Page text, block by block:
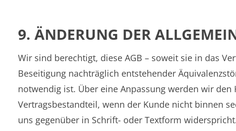
9. ÄNDERUNG DER
Wir sind berechtigt, diese AGB – soweit sie in das
Beseitigung nachträglich entstehender
notwendig ist. Über eine Anpassung werden wir
Vertragsbestandteil, wenn der Kunde nicht binnen
uns gegenüber in Schrift- oder Textform